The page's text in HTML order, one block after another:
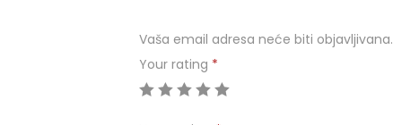
Vaša email adresa neće biti objavljivana.
Your rating *